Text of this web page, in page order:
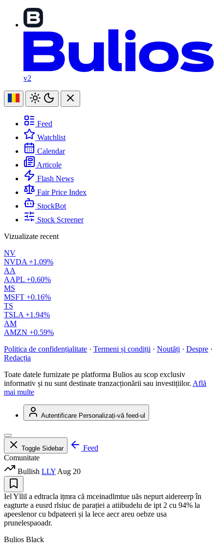
v2
Feed
Watchlist
Calendar
Articole
Flash News
Fair Price Index
StockBot
Stock Screener
Vizualizate recent
NV
NVDA +1.09%
AA
AAPL +0.60%
MS
MSFT +0.16%
TS
TSLA +1.94%
AM
AMZN +0.59%
Politica de confidențialitate · Termeni și condiții · Noutăți · Despre ·
Redacția
Toate datele furnizate pe platforma Bulios au scop exclusiv
informativ și nu sunt destinate tranzacționării sau investițiilor. Află
mai multe
Autentificare Personalizați-vă feed-ul
Toggle Sidebar
Feed
Comunitate
Bullish LLY Aug 20
Iel Yllil a edtracla ițmra că mceinadlmtue uăs nepurt aidereerp în
eagturte a eusrd rlsiuc de parației a atiibudelu de ipt 2 cu 94% la
apeeslenor cu bdpateeri și la lece aecr areu oebze usa
prunelespaoadr.
Bulios Black